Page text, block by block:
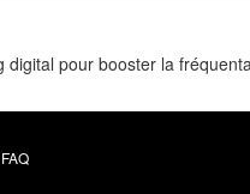
pour booster la
FAQ